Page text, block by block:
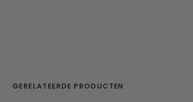
GERELATEERDE PRODUCTEN